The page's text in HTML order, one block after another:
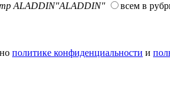
ALADDIN"ALADDIN" всем в
политике конфиденциальности и